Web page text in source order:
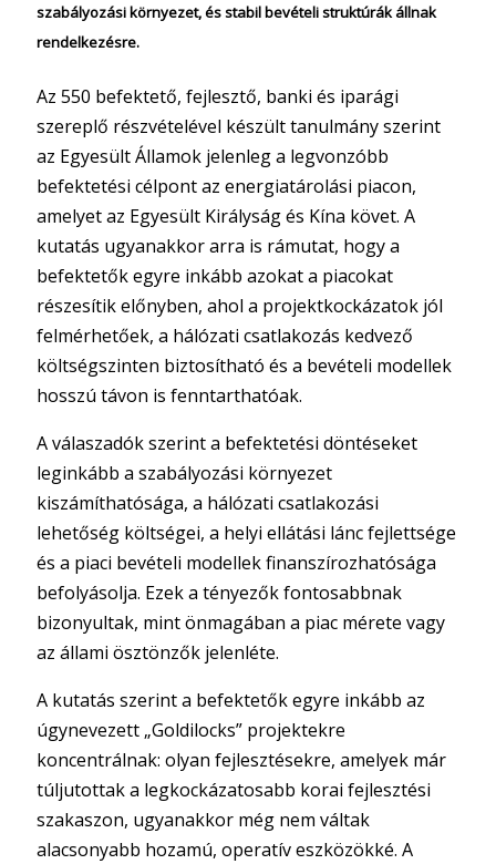
szabályozási környezet, és stabil bevételi struktúrák állnak
rendelkezésre.
Az 550 befektető, fejlesztő, banki és iparági
szereplő részvételével készült tanulmány szerint
az Egyesült Államok jelenleg a legvonzóbb
befektetési célpont az energiatárolási piacon,
amelyet az Egyesült Királyság és Kína követ. A
kutatás ugyanakkor arra is rámutat, hogy a
befektetők egyre inkább azokat a piacokat
részesítik előnyben, ahol a projektkockázatok jól
felmérhetőek, a hálózati csatlakozás kedvező
költségszinten biztosítható és a bevételi modellek
hosszú távon is fenntarthatóak.
A válaszadók szerint a befektetési döntéseket
leginkább a szabályozási környezet
kiszámíthatósága, a hálózati csatlakozási
lehetőség költségei, a helyi ellátási lánc fejlettsége
és a piaci bevételi modellek finanszírozhatósága
befolyásolja. Ezek a tényezők fontosabbnak
bizonyultak, mint önmagában a piac mérete vagy
az állami ösztönzők jelenléte.
A kutatás szerint a befektetők egyre inkább az
úgynevezett „Goldilocks” projektekre
koncentrálnak: olyan fejlesztésekre, amelyek már
túljutottak a legkockázatosabb korai fejlesztési
szakaszon, ugyanakkor még nem váltak
alacsonyabb hozamú, operatív eszközökké. A